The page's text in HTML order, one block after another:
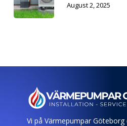
August 2, 2025
Vi på Värmepumpar Göteborg